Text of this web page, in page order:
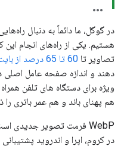
در گوگل، ما دائماً به دنبال
هستیم. یکی از راه‌های انجام
تصاویر تا 60 تا 65 درصد از بایت ها را
دهند و اندازه صفحه عامل اصلی
ویژه برای دستگاه های تلفن
هم پهنای باند و هم عمر باتری
در کروم، اپرا و اندروید